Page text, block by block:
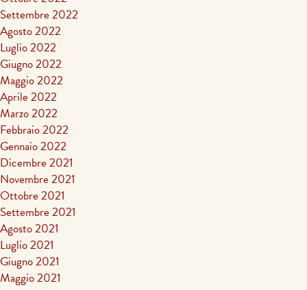
Settembre 2022
Agosto 2022
Luglio 2022
Giugno 2022
Maggio 2022
Aprile 2022
Marzo 2022
Febbraio 2022
Gennaio 2022
Dicembre 2021
Novembre 2021
Ottobre 2021
Settembre 2021
Agosto 2021
Luglio 2021
Giugno 2021
Maggio 2021